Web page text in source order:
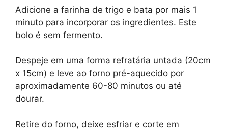
Adicione a farinha de trigo e bata por mais 1
minuto para incorporar os ingredientes. Este
bolo é sem fermento.
Despeje em uma forma refratária untada (20cm
x 15cm) e leve ao forno pré-aquecido por
aproximadamente 60-80 minutos ou até
dourar.
Retire do forno, deixe esfriar e corte em